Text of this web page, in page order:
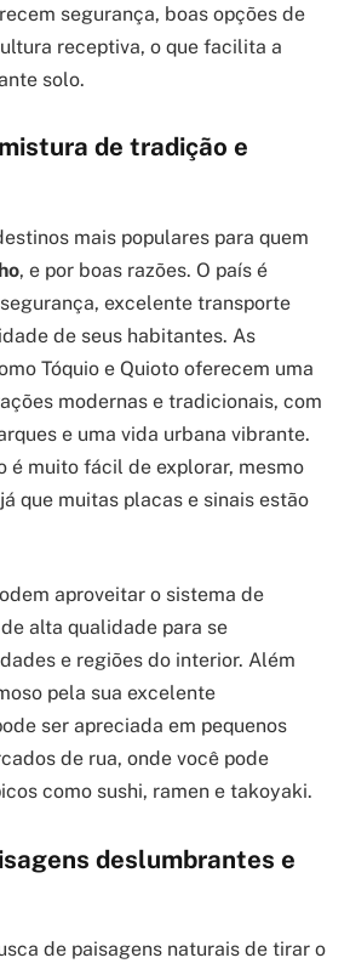
segurança, boas opções de
receptiva, o que facilita a
solo.
de tradição e
mais populares para quem
, e por boas razões. O país é
excelente transporte
de seus habitantes. As
Tóquio e Quioto oferecem uma
modernas e tradicionais, com
e uma vida urbana vibrante.
é muito fácil de explorar, mesmo
que muitas placas e sinais estão
aproveitar o sistema de
alta qualidade para se
e regiões do interior. Além
pela sua excelente
ser apreciada em pequenos
de rua, onde você pode
como sushi, ramen e takoyaki.
deslumbrantes e
de paisagens naturais de tirar o